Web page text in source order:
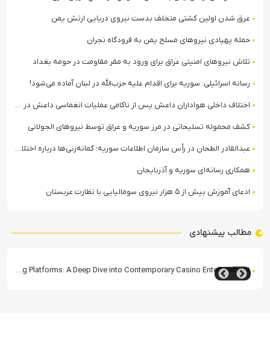
غرق شدن اولین کشتی متخلف بدست نیروی دریایی ارتش یمن
حمله پهپادی نیروهای مسلح یمن به فرودگاه نجران
تلاش نیروهای امنیتی عراق برای ورود به مقر مقاومت در حومه بغداد
رسانه اسرائیلی: سوریه برای اقدام علیه حزب‌الله در لبنان آماده می‌شود!
اختلاف داخلی هواداران داعش پس از ناکامی عملیات انغماسی داعش در رقه
کشف محموله تسلیحاتی در مرز سوریه و عراق توسط نیروهای الجولانی
عبدالقادر الطحان در رأس سازمان اطلاعات سوریه؛ گمانه‌زنی‌ها درباره اختلافات در ساختار امنیتی
همکاری رسانه‌ای سوریه و آذربایجان
ادعای آموزش بیش از ۵ هزار نیروی سومالیایی با نظارت عربستان
مطالب پیشنهادی
The Rise of Modern Online Gaming Platforms: A Deep Dive into Contemporary Casino Entertainment